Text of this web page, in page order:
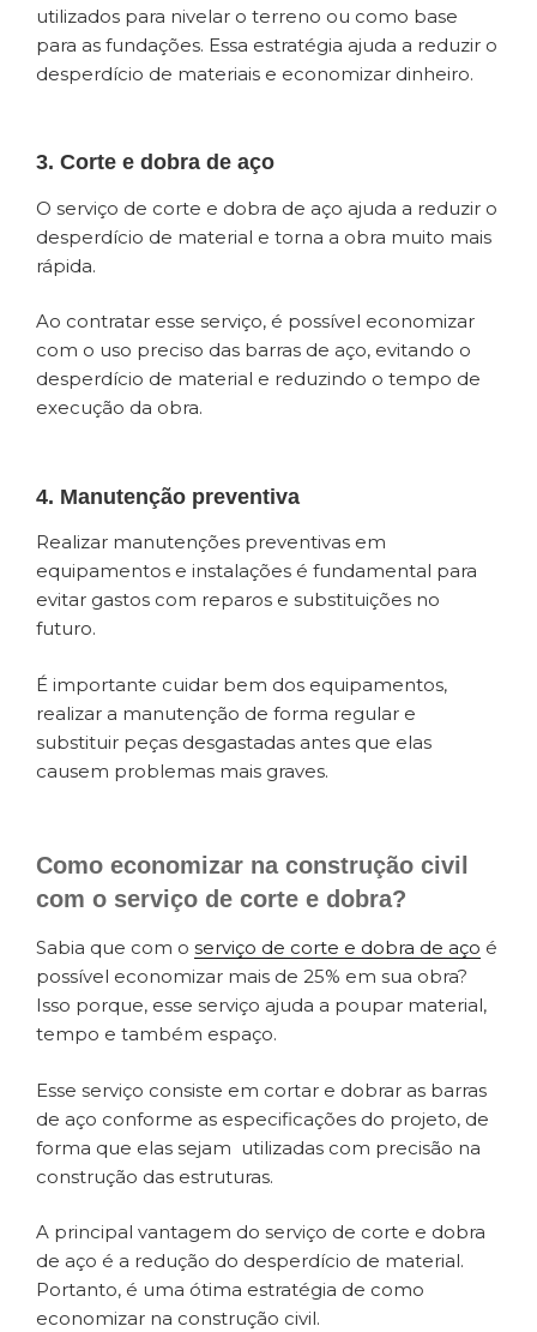
utilizados para nivelar o terreno ou como base
para as fundações. Essa estratégia ajuda a reduzir o
desperdício de materiais e economizar dinheiro.
3. Corte e dobra de aço
O serviço de corte e dobra de aço ajuda a reduzir o
desperdício de material e torna a obra muito mais
rápida.
Ao contratar esse serviço, é possível economizar
com o uso preciso das barras de aço, evitando o
desperdício de material e reduzindo o tempo de
execução da obra.
4. Manutenção preventiva
Realizar manutenções preventivas em
equipamentos e instalações é fundamental para
evitar gastos com reparos e substituições no
futuro.
É importante cuidar bem dos equipamentos,
realizar a manutenção de forma regular e
substituir peças desgastadas antes que elas
causem problemas mais graves.
Como economizar na construção civil
com o serviço de corte e dobra?
Sabia que com o serviço de corte e dobra de aço é
possível economizar mais de 25% em sua obra?
Isso porque, esse serviço ajuda a poupar material,
tempo e também espaço.
Esse serviço consiste em cortar e dobrar as barras
de aço conforme as especificações do projeto, de
forma que elas sejam utilizadas com precisão na
construção das estruturas.
A principal vantagem do serviço de corte e dobra
de aço é a redução do desperdício de material.
Portanto, é uma ótima estratégia de como
economizar na construção civil.